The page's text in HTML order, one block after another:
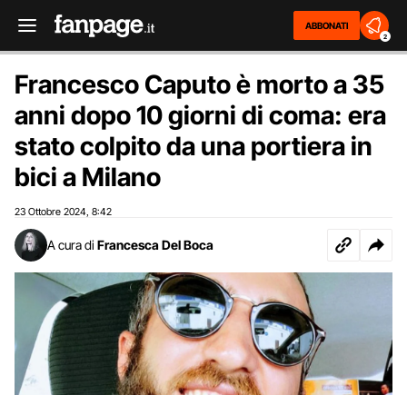
ABBONATI
2
Francesco Caputo è morto a 35
anni dopo 10 giorni di coma: era
stato colpito da una portiera in
bici a Milano
23 Ottobre 2024 8:42
A cura di Francesca Del Boca